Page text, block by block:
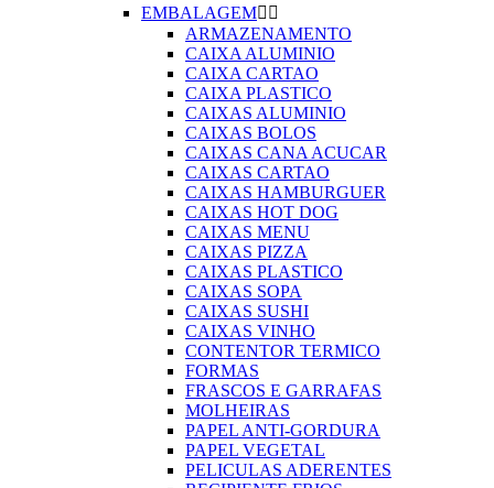
EMBALAGEM 
ARMAZENAMENTO
CAIXA ALUMINIO
CAIXA CARTAO
CAIXA PLASTICO
CAIXAS ALUMINIO
CAIXAS BOLOS
CAIXAS CANA ACUCAR
CAIXAS CARTAO
CAIXAS HAMBURGUER
CAIXAS HOT DOG
CAIXAS MENU
CAIXAS PIZZA
CAIXAS PLASTICO
CAIXAS SOPA
CAIXAS SUSHI
CAIXAS VINHO
CONTENTOR TERMICO
FORMAS
FRASCOS E GARRAFAS
MOLHEIRAS
PAPEL ANTI-GORDURA
PAPEL VEGETAL
PELICULAS ADERENTES